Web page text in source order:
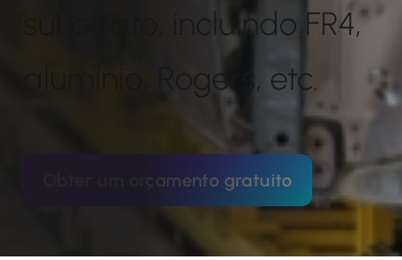
substrato, incluindo FR4,
alumínio, Rogers, etc.
Obter um orçamento gratuito